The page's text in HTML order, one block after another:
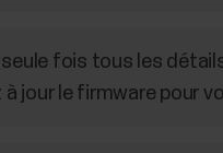
seule fois tous les
jour le firmware pour